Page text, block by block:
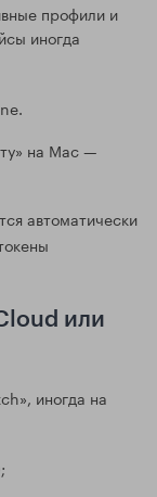
профили и
иногда
на Mac —
автоматически
или
иногда на